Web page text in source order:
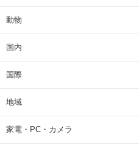
動物
国内
国際
地域
家電・PC・カメラ